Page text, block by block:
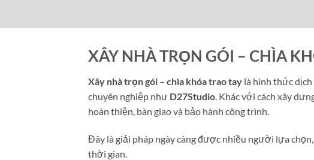
XÂY NHÀ TRỌN GÓI – CHÌA
Xây nhà trọn gói – chìa khóa trao tay là hình thức
chuyên nghiệp như D27Studio. Khác với cách xây
hoàn thiện, bàn giao và bảo hành công trình.
Đây là giải pháp ngày càng được nhiều người lựa
thời gian.